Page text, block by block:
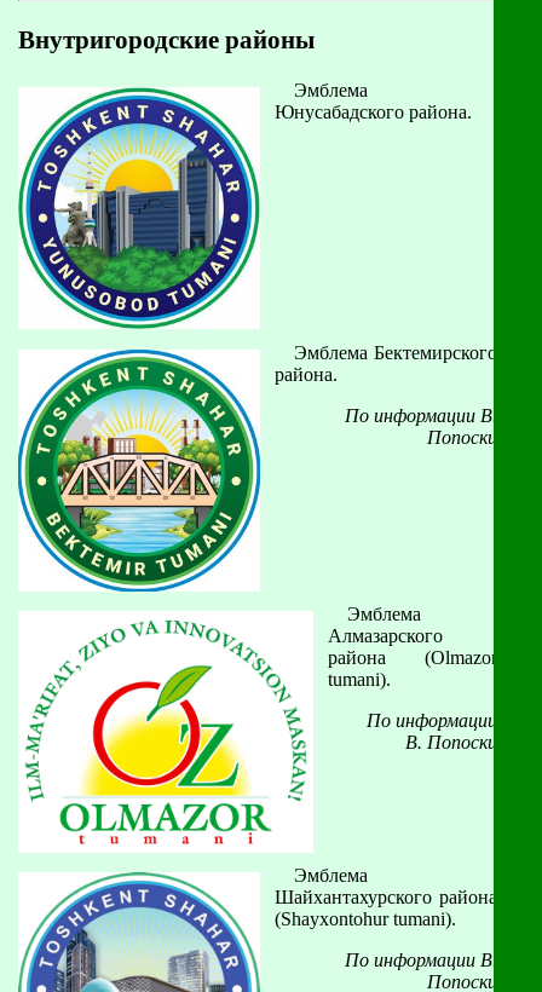
Внутригородские районы
Эмблема
Юнусабадского района.
Эмблема Бектемирского
района.
По информации В.
Попоски
Эмблема
Алмазарского
района (Olmazor
tumani).
По информации
В. Попоски
Эмблема
Шайхантахурского района
(Shayxontohur tumani).
По информации В.
Попоски